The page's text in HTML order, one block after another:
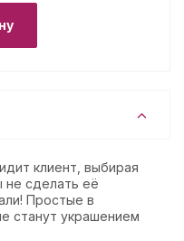
клиент, выбирая
не сделать её
Простые в
станут украшением